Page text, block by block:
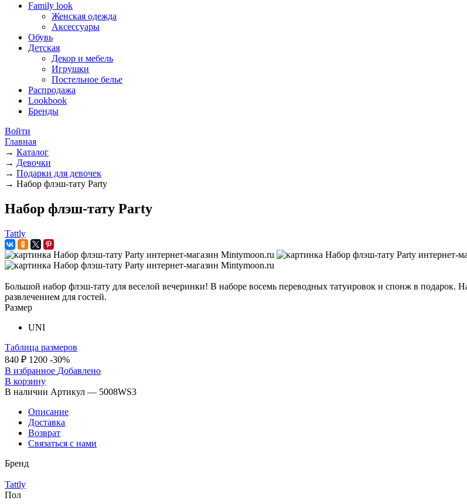
Family look
Женская одежда
Аксессуары
Обувь
Детская
Декор и мебель
Игрушки
Постельное белье
Распродажа
Lookbook
Бренды
Войти
Главная
→ Каталог
→ Девочки
→ Подарки для девочек
→ Набор флэш-тату Party
Набор флэш-тату Party
Tattly
Большой набор флэш-тату для веселой вечеринки! В наборе восемь переводных татуировок и спонж в
развлечением для гостей.
Размер
UNI
Таблица размеров
840 ₽ 1200 -30%
В избранное Добавлено
В корзину
В наличии Артикул — 5008WS3
Описание
Доставка
Возврат
Связаться с нами
Бренд
Tattly
Пол